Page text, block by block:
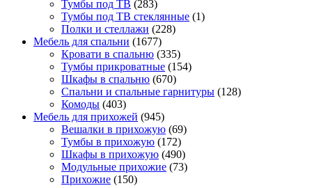
Тумбы под ТВ (283)
Тумбы под ТВ стеклянные (1)
Полки и стеллажи (228)
Мебель для спальни (1677)
Кровати в спальню (335)
Тумбы прикроватные (154)
Шкафы в спальню (670)
Спальни и спальные гарнитуры (128)
Комоды (403)
Мебель для прихожей (945)
Вешалки в прихожую (69)
Тумбы в прихожую (172)
Шкафы в прихожую (490)
Модульные прихожие (73)
Прихожие (150)